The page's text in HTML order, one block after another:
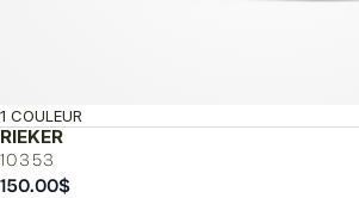
RIEKER
10353
1 COULEUR
150.00$